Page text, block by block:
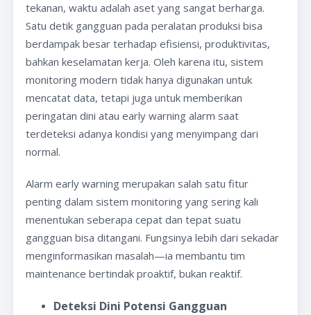
tekanan, waktu adalah aset yang sangat berharga.
Satu detik gangguan pada peralatan produksi bisa
berdampak besar terhadap efisiensi, produktivitas,
bahkan keselamatan kerja. Oleh karena itu, sistem
monitoring modern tidak hanya digunakan untuk
mencatat data, tetapi juga untuk memberikan
peringatan dini atau early warning alarm saat
terdeteksi adanya kondisi yang menyimpang dari
normal.
Alarm early warning merupakan salah satu fitur
penting dalam sistem monitoring yang sering kali
menentukan seberapa cepat dan tepat suatu
gangguan bisa ditangani. Fungsinya lebih dari sekadar
menginformasikan masalah—ia membantu tim
maintenance bertindak proaktif, bukan reaktif.
Deteksi Dini Potensi Gangguan